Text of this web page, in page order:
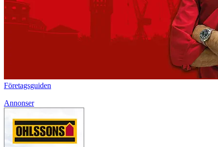
Företagsguiden
Annonser